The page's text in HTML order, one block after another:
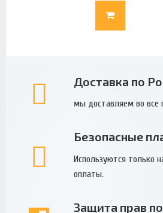
Доставка по
мы доставляем во все
Безопасные
Используются только
оплаты.
Защита прав